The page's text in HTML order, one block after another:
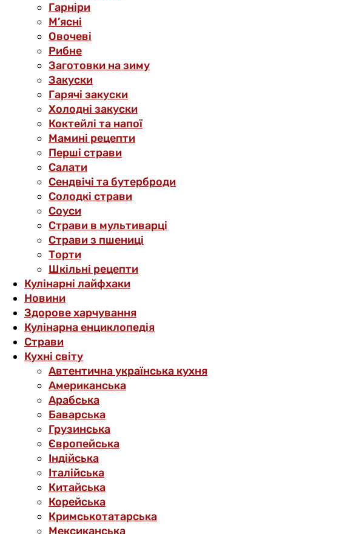
Гарніри
М’ясні
Овочеві
Рибне
Заготовки на зиму
Закуски
Гарячі закуски
Холодні закуски
Коктейлі та напої
Мамині рецепти
Перші страви
Салати
Сендвічі та бутерброди
Солодкі страви
Соуси
Страви в мультиварці
Страви з пшениці
Торти
Шкільні рецепти
Кулінарні лайфхаки
Новини
Здорове харчування
Кулінарна енциклопедія
Страви
Кухні світу
Автентична українська кухня
Американська
Арабська
Баварська
Грузинська
Європейська
Індійська
Італійська
Китайська
Корейська
Кримськотатарська
Мексиканська